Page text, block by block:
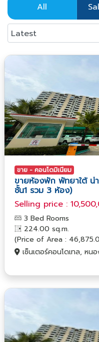
All
ขาย - คอนโดมิเนียม
ขายห้องพัก พัทยาใต้ น่
ชั้น1 รวม 3 ห้อง)
Selling price :
3 Bed Rooms
224.00 sq.m.
(Price of Area :
เซ็นเตอร์คอนโดเทล, หน